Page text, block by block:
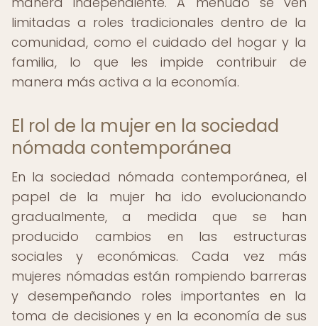
limitadas a roles tradicionales dentro de la
comunidad, como el cuidado del hogar y la
familia, lo que les impide contribuir de
manera más activa a la economía.
El rol de la mujer en la sociedad
nómada contemporánea
En la sociedad nómada contemporánea, el
papel de la mujer ha ido evolucionando
gradualmente, a medida que se han
producido cambios en las estructuras
sociales y económicas. Cada vez más
mujeres nómadas están rompiendo barreras
y desempeñando roles importantes en la
toma de decisiones y en la economía de sus